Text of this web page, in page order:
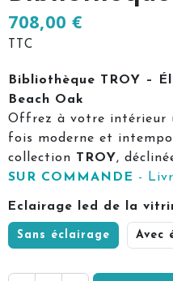
708,00 €
TTC
Bibliothèque TROY –
Beach Oak
Offrez à votre intérieur
fois moderne et
collection TROY,
SUR COMMANDE -
Eclairage led de la
Sans éclairage Avec